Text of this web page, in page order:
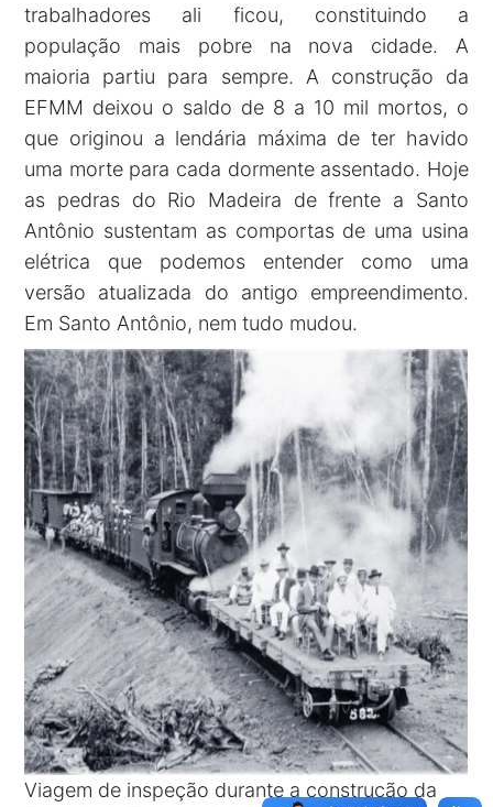
trabalhadores ali ficou, constituindo a
população mais pobre na nova cidade. A
maioria partiu para sempre. A construção da
EFMM deixou o saldo de 8 a 10 mil mortos, o
que originou a lendária máxima de ter havido
uma morte para cada dormente assentado. Hoje
as pedras do Rio Madeira de frente a Santo
Antônio sustentam as comportas de uma usina
elétrica que podemos entender como uma
versão atualizada do antigo empreendimento.
Em Santo Antônio, nem tudo mudou.
Viagem de inspeção durante a construção da